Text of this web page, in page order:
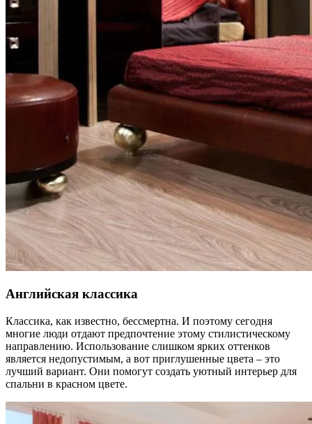
Английская классика
Классика, как известно, бессмертна. И поэтому сегодня
многие люди отдают предпочтение этому стилистическому
направлению. Использование слишком ярких оттенков
является недопустимым, а вот приглушенные цвета – это
лучший вариант. Они помогут создать уютный интерьер для
спальни в красном цвете.